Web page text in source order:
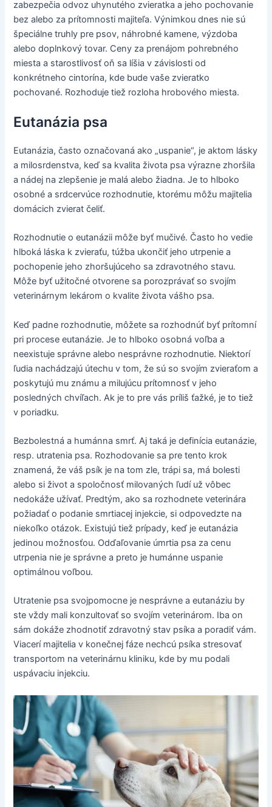
zabezpečia odvoz uhynutého zvieratka a jeho pochovanie
bez alebo za prítomnosti majiteľa. Výnimkou dnes nie sú
špeciálne truhly pre psov, náhrobné kamene, výzdoba
alebo doplnkový tovar. Ceny za prenájom pohrebného
miesta a starostlivosť oň sa líšia v závislosti od
konkrétneho cintorína, kde bude vaše zvieratko
pochované. Rozhoduje tiež rozloha hrobového miesta.
Eutanázia psa
Eutanázia, často označovaná ako „uspanie“, je aktom lásky
a milosrdenstva, keď sa kvalita života psa výrazne zhoršila
a nádej na zlepšenie je malá alebo žiadna. Je to hlboko
osobné a srdcervúce rozhodnutie, ktorému môžu majitelia
domácich zvierat čeliť.
Rozhodnutie o eutanázii môže byť mučivé. Často ho vedie
hlboká láska k zvieraťu, túžba ukončiť jeho utrpenie a
pochopenie jeho zhoršujúceho sa zdravotného stavu.
Môže byť užitočné otvorene sa porozprávať so svojím
veterinárnym lekárom o kvalite života vášho psa.
Keď padne rozhodnutie, môžete sa rozhodnúť byť prítomní
pri procese eutanázie. Je to hlboko osobná voľba a
neexistuje správne alebo nesprávne rozhodnutie. Niektorí
ľudia nachádzajú útechu v tom, že sú so svojím zvieraťom a
poskytujú mu známu a milujúcu prítomnosť v jeho
posledných chvíľach. Ak je to pre vás príliš ťažké, je to tiež
v poriadku.
Bezbolestná a humánna smrť. Aj taká je definícia eutanázie,
resp. utratenia psa. Rozhodovanie sa pre tento krok
znamená, že váš psík je na tom zle, trápi sa, má bolesti
alebo si život a spoločnosť milovaných ľudí už vôbec
nedokáže užívať. Predtým, ako sa rozhodnete veterinára
požiadať o podanie smrtiacej injekcie, si odpovedzte na
niekoľko otázok. Existujú tiež prípady, keď je eutanázia
jedinou možnosťou. Odďaľovanie úmrtia psa za cenu
utrpenia nie je správne a preto je humánne uspanie
optimálnou voľbou.
Utratenie psa svojpomocne je nesprávne a eutanáziu by
ste vždy mali konzultovať so svojím veterinárom. Iba on
sám dokáže zhodnotiť zdravotný stav psíka a poradiť vám.
Viacerí majitelia v konečnej fáze nechcú psíka stresovať
transportom na veterinárnu kliniku, kde by mu podali
uspávaciu injekciu.